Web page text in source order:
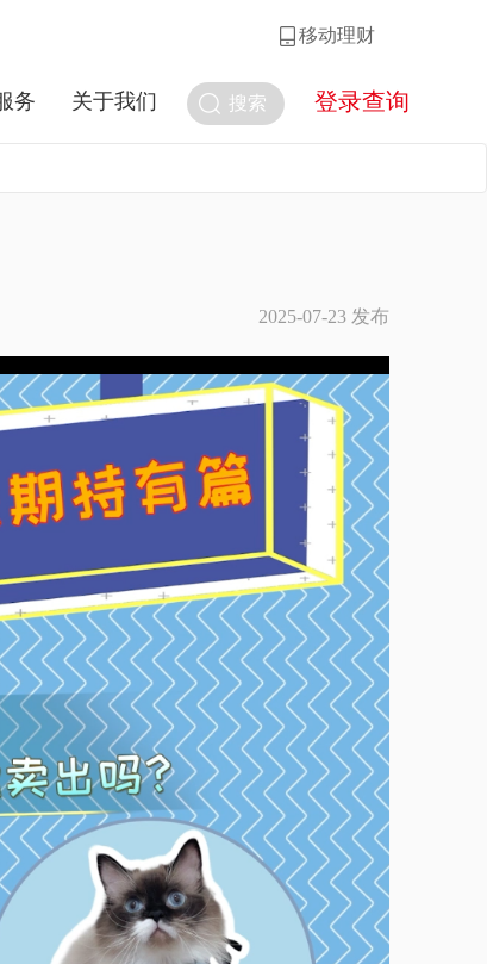
移动理财
搜索 登录查询
务 关于我们
2025-07-23 发布